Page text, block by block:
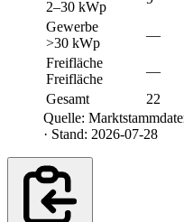
2–30 kWp
Gewerbe
>30 kWp
—
Freifläche
Freifläche
—
Gesamt
22
Quelle:
· Stand: 2026-07-28